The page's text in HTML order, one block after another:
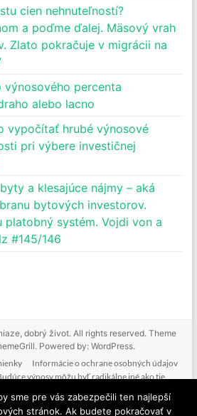
cien nehnuteľností?
a poďme ďalej. Mäsový vrah
Zlato pokračuje v migrácii na
percenta
alebo lacno
vypočítať hrubé výnosové
pri výbere investičnej
a klesajúce nájmy – aká
bytových investorov.
platobný systém. Vojdi von a
#145/146
dobrý život. All rights reserved. Theme
Powered by: WordPress.
Informácie o ochrane osobných údajov
výnosy môžu byť radikálne iné ako tie
budúcnosť. Tak ako nebudeme mať podiel
zodpovednosť ani za vaše straty. Poskytované
sme pre vás zabezpečili ten najlepší
stránok. Ak budete pokračovať v